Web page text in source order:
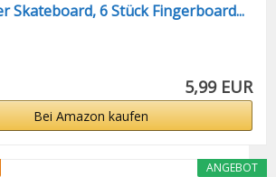
Skateboard, 6 Stück Fingerboard...
5,99 EUR
Bei Amazon kaufen
ANGEBOT